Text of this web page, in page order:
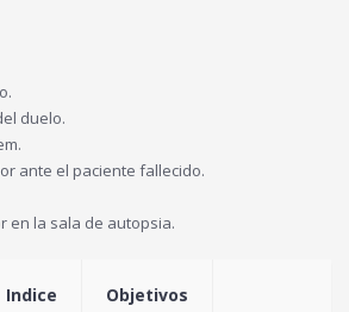
duelo.
ante el paciente fallecido.
en la sala de autopsia.
Indice Objetivos